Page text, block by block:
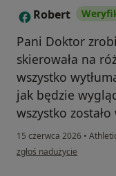
R Robert
Pani Doktor
skierowała na
wszystko
jak będzie
wszystko
15 czerwca 2026 •
w opinii użytkownika Robert
zgłoś nadużycie